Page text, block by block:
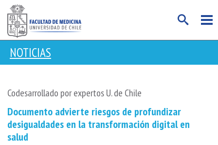
NOTICIAS
Codesarrollado por expertos U. de Chile
Documento advierte riesgos de profundizar
desigualdades en la transformación digital en
salud